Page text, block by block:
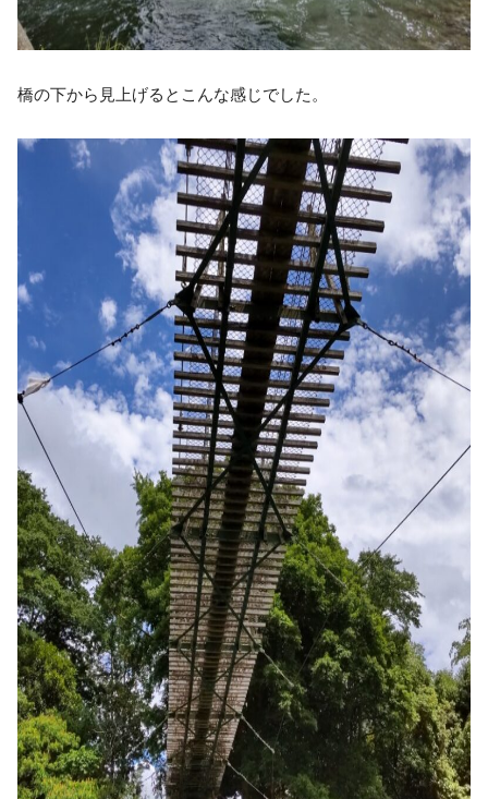
橋の下から見上げるとこんな感じでした。